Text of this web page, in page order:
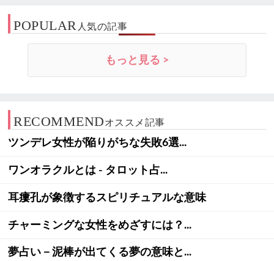
POPULAR 人気の記事
もっと見る >
RECOMMENDオススメ記事
ツンデレ女性が陥りがちな失敗6選...
ワンオラクルとは - タロット占...
耳瘻孔が象徴するスピリチュアルな意味
チャーミングな女性をめざすには？...
夢占い－泥棒が出てくる夢の意味と...